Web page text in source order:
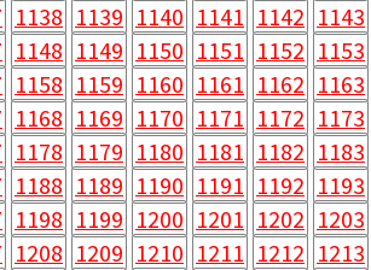
1138 1139 1140 1141 1142 1143
1148 1149 1150 1151 1152 1153
1158 1159 1160 1161 1162 1163
1168 1169 1170 1171 1172 1173
1178 1179 1180 1181 1182 1183
1188 1189 1190 1191 1192 1193
1198 1199 1200 1201 1202 1203
1208 1209 1210 1211 1212 1213